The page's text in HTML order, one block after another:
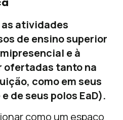
as atividades
de ensino superior
e à
ofertadas tanto na
como em seus
de seus polos EaD).
como um espaço